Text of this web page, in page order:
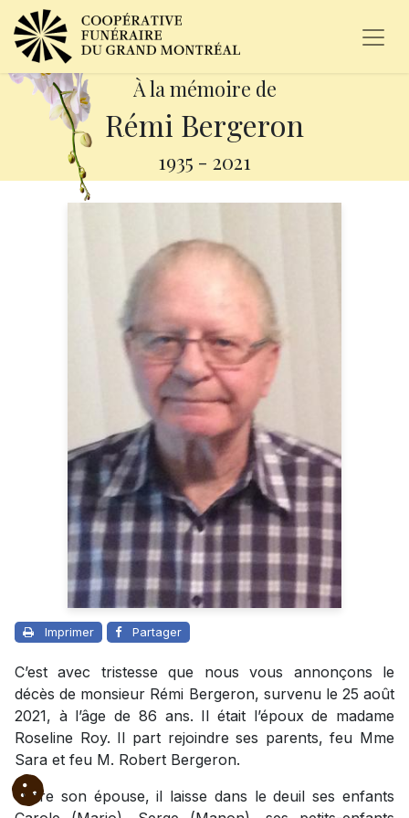
À la mémoire de
Rémi Bergeron
1935 - 2021
Imprimer Partager
C’est avec tristesse que nous vous annonçons le
décès de monsieur Rémi Bergeron, survenu le 25 août
2021, à l’âge de 86 ans. Il était l’époux de madame
Roseline Roy. Il part rejoindre ses parents, feu Mme
Sara et feu M. Robert Bergeron.
Outre son épouse, il laisse dans le deuil ses enfants